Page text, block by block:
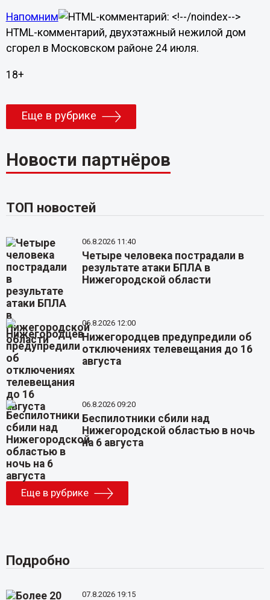
Напомним
HTML-комментарий, двухэтажный нежилой дом
сгорел в Московском районе 24 июля.
18+
Еще в рубрике
Новости партнёров
ТОП новостей
06.8.2026 11:40
Четыре человека пострадали в
результате атаки БПЛА в
Нижегородской области
06.8.2026 12:00
Нижегородцев предупредили об
отключениях телевещания до 16
августа
06.8.2026 09:20
Беспилотники сбили над
Нижегородской областью в ночь
на 6 августа
Еще в рубрике
Подробно
07.8.2026 19:15